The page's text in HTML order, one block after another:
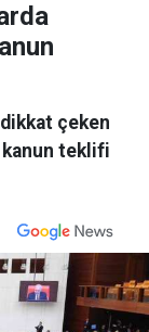
çeken
teklifi